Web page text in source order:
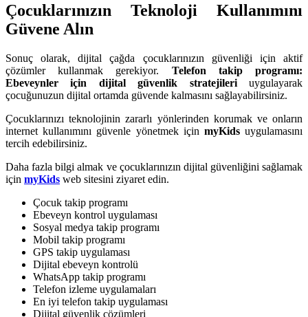
Çocuklarınızın Teknoloji Kullanımını
Güvene Alın
Sonuç olarak, dijital çağda çocuklarınızın güvenliği için aktif
çözümler kullanmak gerekiyor. Telefon takip programı:
Ebeveynler için dijital güvenlik stratejileriuygulayarak
çocuğunuzun dijital ortamda güvende kalmasını sağlayabilirsiniz.
Çocuklarınızı teknolojinin zararlı yönlerinden korumak ve onların
internet kullanımını güvenle yönetmek için myKidsuygulamasını
tercih edebilirsiniz.
Daha fazla bilgi almak ve çocuklarınızın dijital güvenliğini sağlamak
için myKids web sitesini ziyaret edin.
Çocuk takip programı
Ebeveyn kontrol uygulaması
Sosyal medya takip programı
Mobil takip programı
GPS takip uygulaması
Dijital ebeveyn kontrolü
WhatsApp takip programı
Telefon izleme uygulamaları
En iyi telefon takip uygulaması
Dijital güvenlik çözümleri